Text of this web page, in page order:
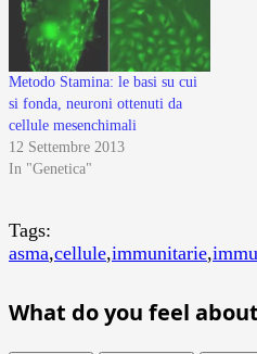
Metodo Stamina: le basi su cui
si fonda, neuroni ottenuti da
cellule mesenchimali
12 Settembre 2013
In "Genetica"
Tags:
asma,cellule,immunitarie,
What do you feel